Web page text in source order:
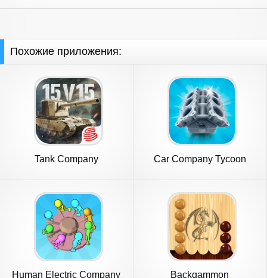
Похожие приложения:
Tank Company Car Company Tycoon
Human Electric Company Backgammon